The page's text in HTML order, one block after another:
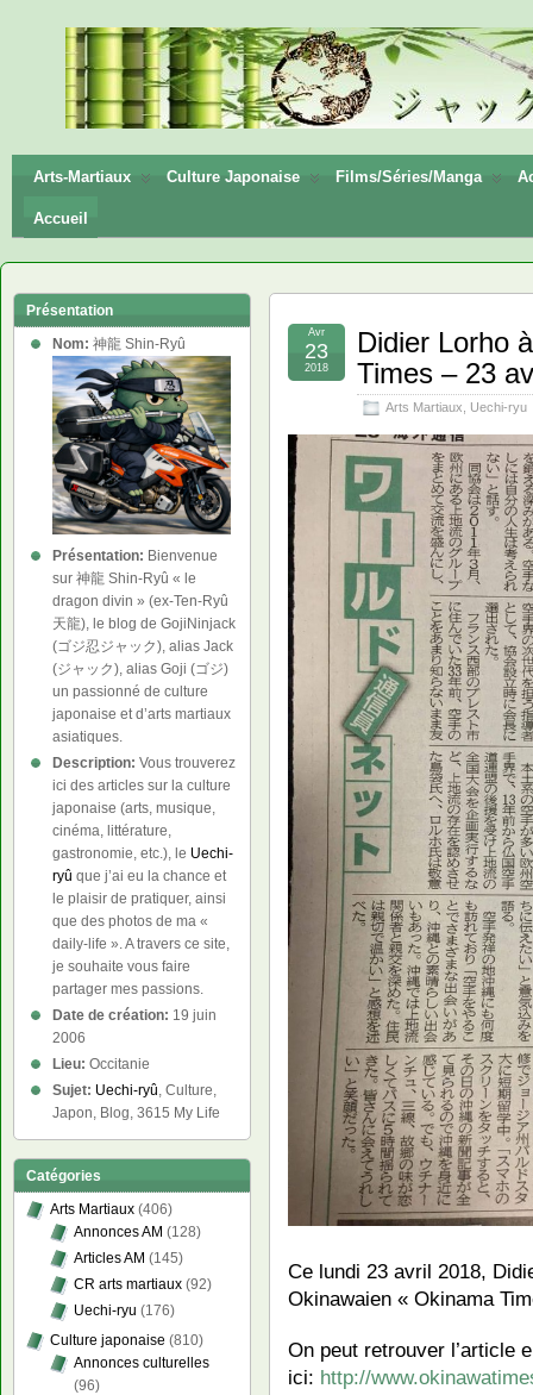
神龍
Shin-
Ryū
Arts-Martiaux Culture Japonaise Films/Séries/Manga
Accueil
Didier Lorho
Times – 23
Arts Martiaux Uechi-ryu
Avr
23
2018
Ce lundi 23 avril 2018,
Okinawaien « Okinama
On peut retrouver l’article
ici: http://
Présentation
Nom: 神龍 Shin-Ryû
Présentation: Bienvenue
sur 神龍 Shin-Ryû « le
dragon divin » (ex-Ten-Ryû
天龍), le blog de GojiNinjack
(ゴジ忍ジャック), alias Jack
(ジャック), alias Goji (ゴジ)
un passionné de culture
japonaise et d’arts martiaux
asiatiques.
Description: Vous trouverez
ici des articles sur la culture
japonaise (arts, musique,
cinéma, littérature,
gastronomie, etc.), le Uechi-
ryû que j’ai eu la chance et
le plaisir de pratiquer, ainsi
que des photos de ma «
daily-life ». A travers ce site,
je souhaite vous faire
partager mes passions.
Date de création: 19 juin
2006
Lieu: Occitanie
Sujet: Uechi-ryû, Culture,
Japon, Blog, 3615 My Life
Catégories
Arts Martiaux (406)
Annonces AM (128)
Articles AM (145)
CR arts martiaux (92)
Uechi-ryu (176)
Culture japonaise (810)
Annonces culturelles
(96)